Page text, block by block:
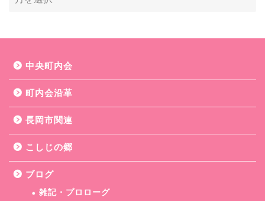
中央町内会
町内会沿革
長岡市関連
こしじの郷
ブログ
雑記・プロローグ